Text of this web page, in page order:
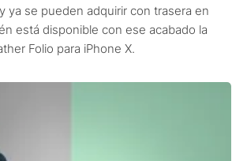
y ya se pueden adquirir con trasera en
está disponible con ese acabado la
Folio para iPhone X.